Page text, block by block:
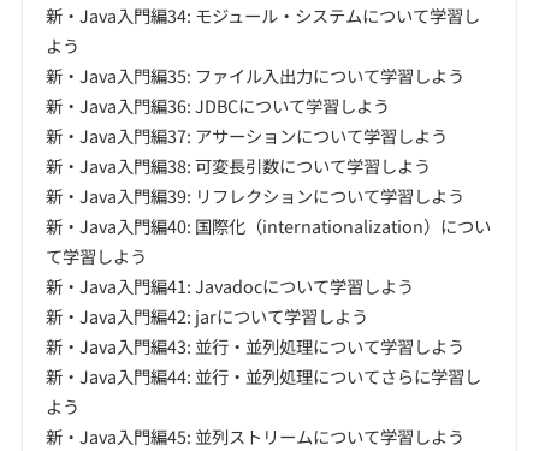
新・Java入門編34: モジュール・システムについて学習し
よう
新・Java入門編35: ファイル入出力について学習しよう
新・Java入門編36: JDBCについて学習しよう
新・Java入門編37: アサーションについて学習しよう
新・Java入門編38: 可変長引数について学習しよう
新・Java入門編39: リフレクションについて学習しよう
新・Java入門編40: 国際化（internationalization）につい
て学習しよう
新・Java入門編41: Javadocについて学習しよう
新・Java入門編42: jarについて学習しよう
新・Java入門編43: 並行・並列処理について学習しよう
新・Java入門編44: 並行・並列処理についてさらに学習し
よう
新・Java入門編45: 並列ストリームについて学習しよう